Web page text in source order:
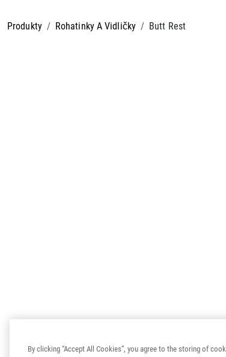
Produkty Rohatinky A Vidličky Butt Rest
By clicking “Accept All Cookies”, you agree to the storing of